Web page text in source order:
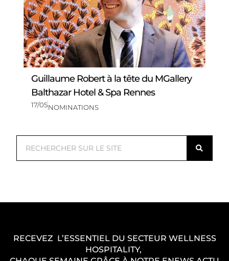
Guillaume Robert à la tête du MGallery
Balthazar Hotel & Spa Rennes
17/05NOMINATIONS
h
RECEVEZ L’ESSENTIEL DU SECTEUR WELLNESS
HOSPITALITY,